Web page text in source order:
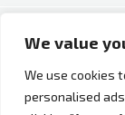
We value
We use cookies
personalised